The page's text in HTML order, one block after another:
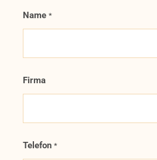
Name *
Firma
Telefon *